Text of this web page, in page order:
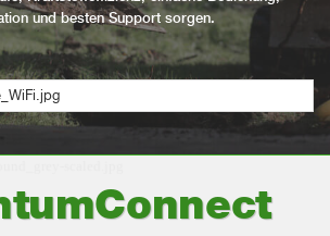
und besten Support sorgen.